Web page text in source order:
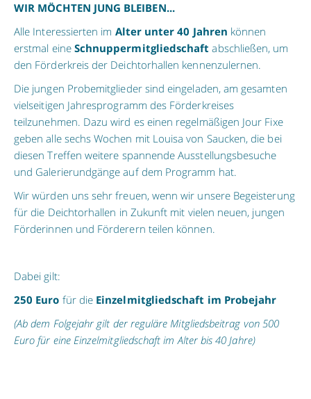
WIR MÖCHTEN JUNG BLEIBEN...
Alle Interessierten im Alter unter 40 Jahren können
erstmal eine Schnuppermitgliedschaft abschließen, um
den Förderkreis der Deichtorhallen kennenzulernen.
Die jungen Probemitglieder sind eingeladen, am gesamten
vielseitigen Jahresprogramm des Förderkreises
teilzunehmen. Dazu wird es einen regelmäßigen Jour Fixe
geben alle sechs Wochen mit Louisa von Saucken, die bei
diesen Treffen weitere spannende Ausstellungsbesuche
und Galerierundgänge auf dem Programm hat.
Wir würden uns sehr freuen, wenn wir unsere Begeisterung
für die Deichtorhallen in Zukunft mit vielen neuen, jungen
Förderinnen und Förderern teilen können.
Dabei gilt:
250 Euro für die Einzelmitgliedschaft im Probejahr
(Ab dem Folgejahr gilt der reguläre Mitgliedsbeitrag von 500
Euro für eine Einzelmitgliedschaft im Alter bis 40 Jahre)